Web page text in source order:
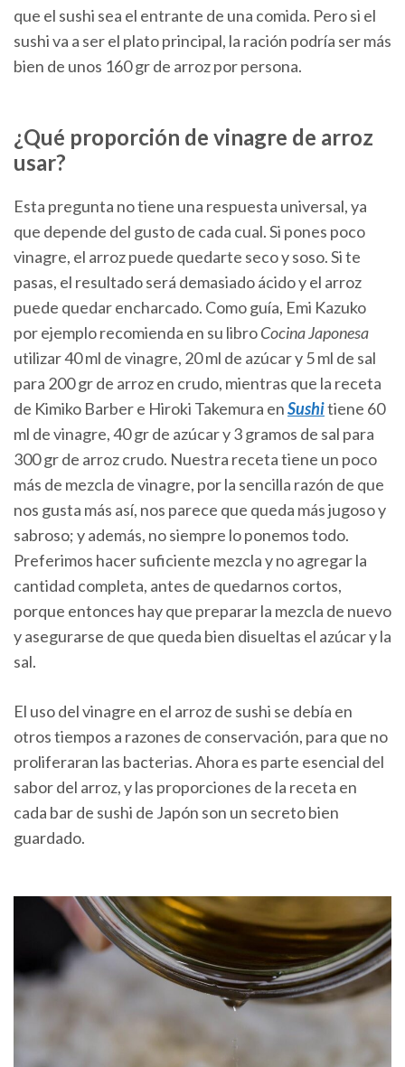
que el sushi sea el entrante de una comida. Pero si el
sushi va a ser el plato principal, la ración podría ser más
bien de unos 160 gr de arroz por persona.
¿Qué proporción de vinagre de arroz
usar?
Esta pregunta no tiene una respuesta universal, ya
que depende del gusto de cada cual. Si pones poco
vinagre, el arroz puede quedarte seco y soso. Si te
pasas, el resultado será demasiado ácido y el arroz
puede quedar encharcado. Como guía, Emi Kazuko
por ejemplo recomienda en su libroCocina Japonesa
utilizar 40 ml de vinagre, 20 ml de azúcar y 5 ml de sal
para 200 gr de arroz en crudo, mientras que la receta
de Kimiko Barber e Hiroki Takemura enSushitiene 60
ml de vinagre, 40 gr de azúcar y 3 gramos de sal para
300 gr de arroz crudo. Nuestra receta tiene un poco
más de mezcla de vinagre, por la sencilla razón de que
nos gusta más así, nos parece que queda más jugoso y
sabroso; y además, no siempre lo ponemos todo.
Preferimos hacer suficiente mezcla y no agregar la
cantidad completa, antes de quedarnos cortos,
porque entonces hay que preparar la mezcla de nuevo
y asegurarse de que queda bien disueltas el azúcar y la
sal.
El uso del vinagre en el arroz de sushi se debía en
otros tiempos a razones de conservación, para que no
proliferaran las bacterias. Ahora es parte esencial del
sabor del arroz, y las proporciones de la receta en
cada bar de sushi de Japón son un secreto bien
guardado.